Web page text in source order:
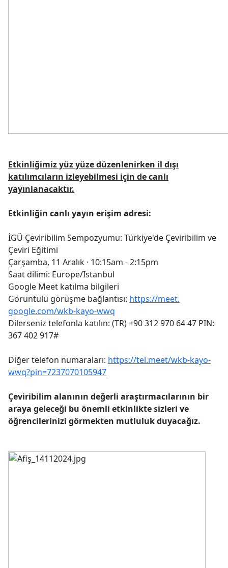
Etkinliğimiz yüz yüze düzenlenirken il dışı
katılımcıların izleyebilmesi için de canlı
yayınlanacaktır.
Etkinliğin canlı yayın erişim adresi:
İGÜ Çeviribilim Sempozyumu: Türkiye'de Çeviribilim ve
Çeviri Eğitimi
Çarşamba, 11 Aralık · 10:15am - 2:15pm
Saat dilimi: Europe/Istanbul
Google Meet katılma bilgileri
Görüntülü görüşme bağlantısı: https://meet.
google.com/wkb-kayo-wwq
Dilerseniz telefonla katılın: ‪(TR) +90 312 970 64 47‬ PIN:
‪367 402 917‬#
Diğer telefon numaraları: https://tel.meet/wkb-kayo-
wwq?pin=7237070105947
Çeviribilim alanının değerli araştırmacılarının bir
araya geleceği bu önemli etkinlikte sizleri ve
öğrencilerinizi görmekten mutluluk duyacağız.